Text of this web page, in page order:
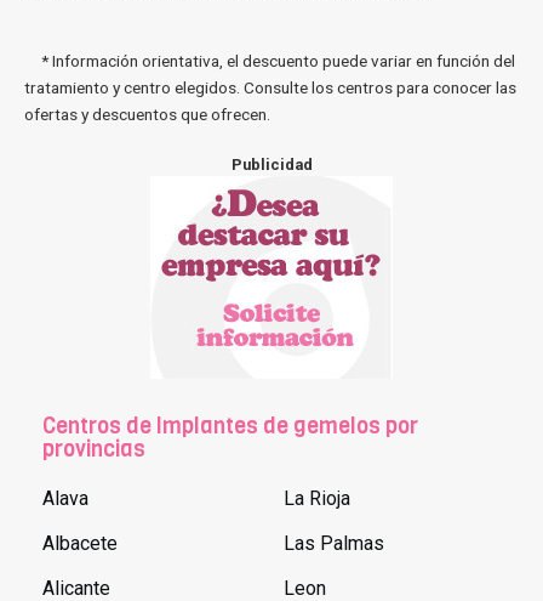
* Información orientativa, el descuento puede variar en función del
tratamiento y centro elegidos. Consulte los centros para conocer las
ofertas y descuentos que ofrecen.
Publicidad
Centros de Implantes de gemelos por
provincias
Alava
Albacete
Alicante
La Rioja
Las Palmas
Leon